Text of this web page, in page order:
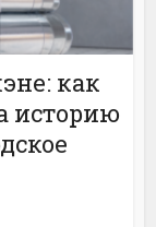
как
историю